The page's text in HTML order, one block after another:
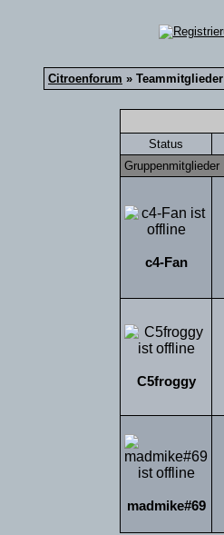
Citroenforum » Teammitglieder
Status
Gruppenmitglieder
c4-Fan
C5froggy
madmike#69